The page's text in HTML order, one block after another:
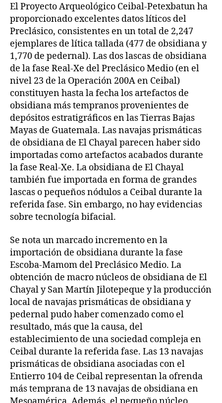
El Proyecto Arqueológico Ceibal-Petexbatun ha
proporcionado excelentes datos líticos del
Preclásico, consistentes en un total de 2,247
ejemplares de lítica tallada (477 de obsidiana y
1,770 de pedernal). Las dos lascas de obsidiana
de la fase Real-Xe del Preclásico Medio (en el
nivel 23 de la Operación 200A en Ceibal)
constituyen hasta la fecha los artefactos de
obsidiana más tempranos provenientes de
depósitos estratigráficos en las Tierras Bajas
Mayas de Guatemala. Las navajas prismáticas
de obsidiana de El Chayal parecen haber sido
importadas como artefactos acabados durante
la fase Real-Xe. La obsidiana de El Chayal
también fue importada en forma de grandes
lascas o pequeños nódulos a Ceibal durante la
referida fase. Sin embargo, no hay evidencias
sobre tecnología bifacial.
Se nota un marcado incremento en la
importación de obsidiana durante la fase
Escoba-Mamom del Preclásico Medio. La
obtención de macro núcleos de obsidiana de El
Chayal y San Martín Jilotepeque y la producción
local de navajas prismáticas de obsidiana y
pedernal pudo haber comenzado como el
resultado, más que la causa, del
establecimiento de una sociedad compleja en
Ceibal durante la referida fase. Las 13 navajas
prismáticas de obsidiana asociadas con el
Entierro 104 de Ceibal representan la ofrenda
más temprana de 13 navajas de obsidiana en